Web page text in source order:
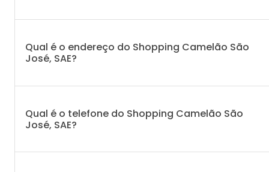
Qual é o endereço do Shopping Camelão São
José, SAE?
Qual é o telefone do Shopping Camelão São
José, SAE?